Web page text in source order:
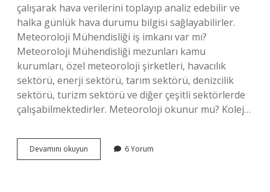
çalışarak hava verilerini toplayıp analiz edebilir ve
halka günlük hava durumu bilgisi sağlayabilirler.
Meteoroloji Mühendisliği iş imkanı var mı?
Meteoroloji Mühendisliği mezunları kamu
kurumları, özel meteoroloji şirketleri, havacılık
sektörü, enerji sektörü, tarım sektörü, denizcilik
sektörü, turizm sektörü ve diğer çeşitli sektörlerde
çalışabilmektedirler. Meteoroloji okunur mu? Kolej…
Devamını okuyun Meteoroloji
Mezunu
6 Yorum